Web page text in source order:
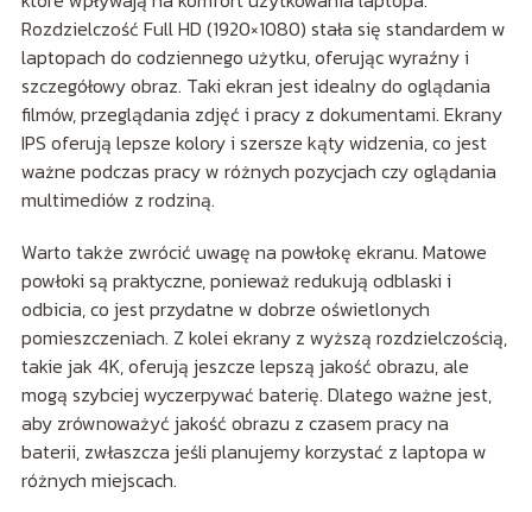
Rozdzielczość Full HD (1920×1080) stała się standardem w
laptopach do codziennego użytku, oferując wyraźny i
szczegółowy obraz. Taki ekran jest idealny do oglądania
filmów, przeglądania zdjęć i pracy z dokumentami. Ekrany
IPS oferują lepsze kolory i szersze kąty widzenia, co jest
ważne podczas pracy w różnych pozycjach czy oglądania
multimediów z rodziną.
Warto także zwrócić uwagę na powłokę ekranu. Matowe
powłoki są praktyczne, ponieważ redukują odblaski i
odbicia, co jest przydatne w dobrze oświetlonych
pomieszczeniach. Z kolei ekrany z wyższą rozdzielczością,
takie jak 4K, oferują jeszcze lepszą jakość obrazu, ale
mogą szybciej wyczerpywać baterię. Dlatego ważne jest,
aby zrównoważyć jakość obrazu z czasem pracy na
baterii, zwłaszcza jeśli planujemy korzystać z laptopa w
różnych miejscach.